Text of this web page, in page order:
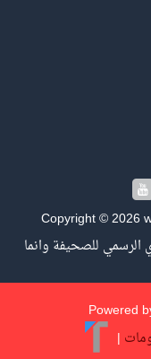
Copyright © 2026
الرسمي للصحيفة وانما
Powered
|